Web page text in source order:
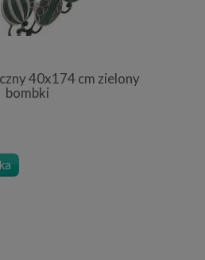
40x174 cm zielony
bombki